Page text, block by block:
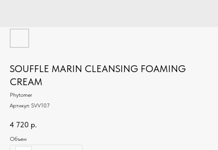
SOUFFLE MARIN CLEANSING FOAMING
CREAM
Phytomer
Артикул: SVV107
4 720 р.
Объем